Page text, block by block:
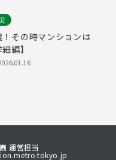
！その時マンションは
細編】
運営担当